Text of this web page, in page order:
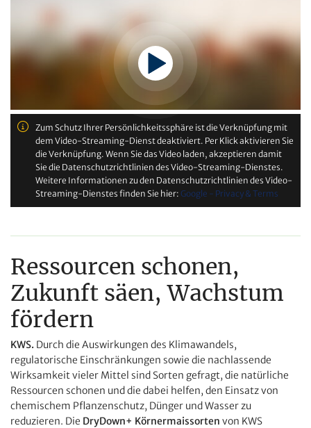
Zum Schutz Ihrer Persönlichkeitssphäre ist die Verknüpfung mit
dem Video-Streaming-Dienst deaktiviert. Per Klick aktivieren Sie
die Verknüpfung. Wenn Sie das Video laden, akzeptieren damit
Sie die Datenschutzrichtlinien des Video-Streaming-Dienstes.
Weitere Informationen zu den Datenschutzrichtlinien des Video-
Streaming-Dienstes finden Sie hier: Google - Privacy & Terms
Ressourcen schonen,
Zukunft säen, Wachstum
fördern
KWS. Durch die Auswirkungen des Klimawandels,
regulatorische Einschränkungen sowie die nachlassende
Wirksamkeit vieler Mittel sind Sorten gefragt, die natürliche
Ressourcen schonen und die dabei helfen, den Einsatz von
chemischem Pflanzenschutz, Dünger und Wasser zu
reduzieren. Die DryDown+ Körnermaissorten von KWS